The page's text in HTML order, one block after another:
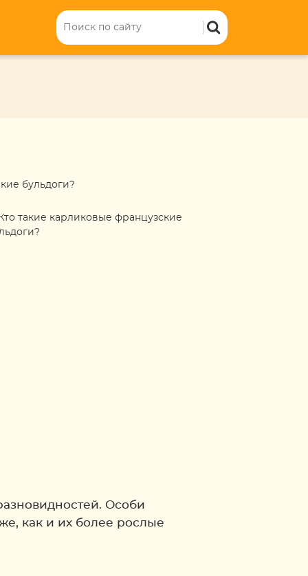
бульдоги?
Особи
как и их более рослые